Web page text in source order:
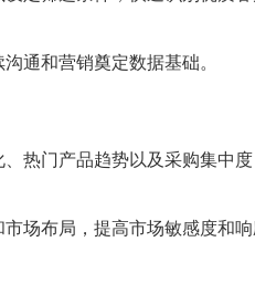
通和营销奠定数据基础。
热门产品趋势以及采购集中
场布局，提高市场敏感度和响